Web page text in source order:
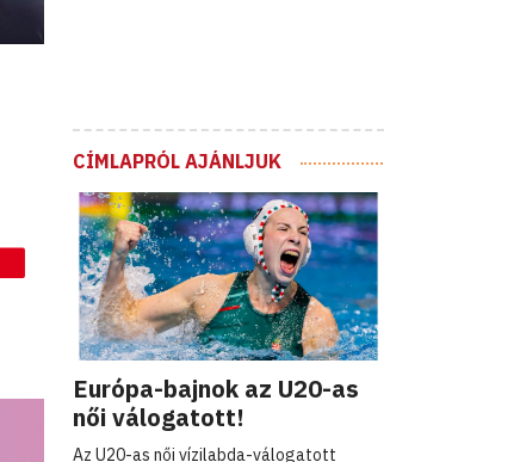
CÍMLAPRÓL AJÁNLJUK
Európa-bajnok az U20-as
női válogatott!
Az U20-as női vízilabda-válogatott